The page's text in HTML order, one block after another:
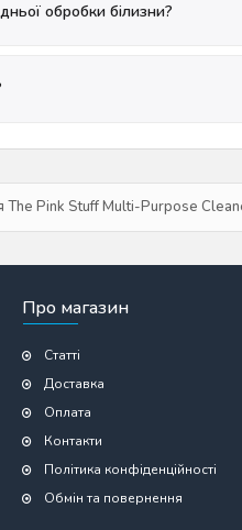
обробки білизни?
The Pink Stuff Multi-Purpose
Про магазин
Статті
Доставка
Оплата
Контакти
Політика конфіденційності
Обмін та повернення